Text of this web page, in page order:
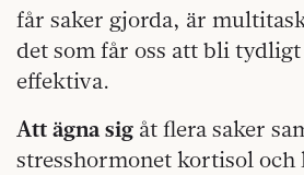
får saker gjorda, är
det som får oss att bli
effektiva.
Att ägna sig åt flera saker
stresshormonet kortisol